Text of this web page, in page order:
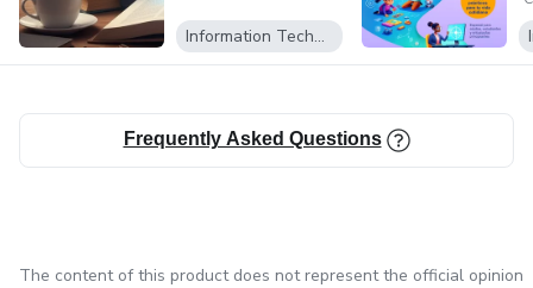
Information Technology
Frequently Asked Questions
The content of this product does not represent the official opinion